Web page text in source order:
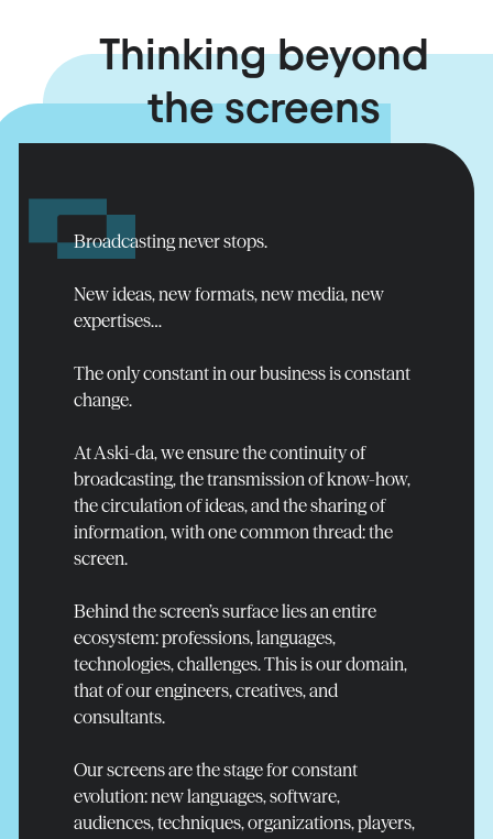
Assurer
Thinking beyond
the screens
Broadcasting never stops.
New ideas, new formats, new media, new
expertises…
The only constant in our business is constant
change.
At Aski-da, we ensure the continuity of
broadcasting, the transmission of know-how,
the circulation of ideas, and the sharing of
information, with one common thread: the
screen.
Behind the screen’s surface lies an entire
ecosystem: professions, languages,
technologies, challenges. This is our domain,
that of our engineers, creatives, and
consultants.
Our screens are the stage for constant
evolution: new languages, software,
audiences, techniques, organizations, players,